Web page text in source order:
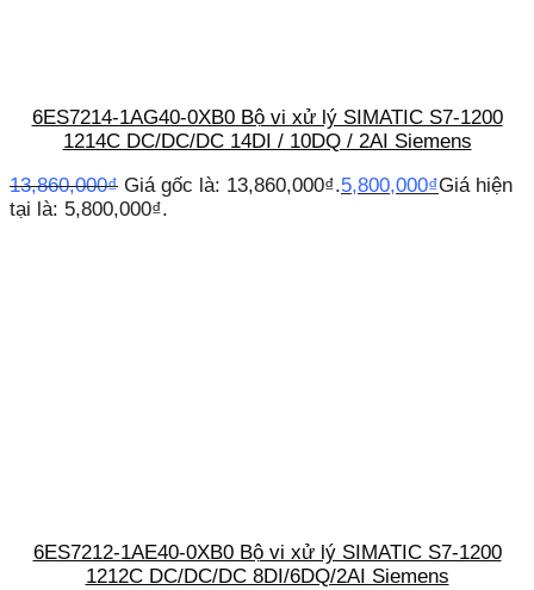
6ES7214-1AG40-0XB0 Bộ vi xử lý SIMATIC S7-1200
1214C DC/DC/DC 14DI / 10DQ / 2AI Siemens
13,860,000₫ Giá gốc là: 13,860,000₫.5,800,000₫Giá hiện
tại là: 5,800,000₫.
6ES7212-1AE40-0XB0 Bộ vi xử lý SIMATIC S7-1200
1212C DC/DC/DC 8DI/6DQ/2AI Siemens